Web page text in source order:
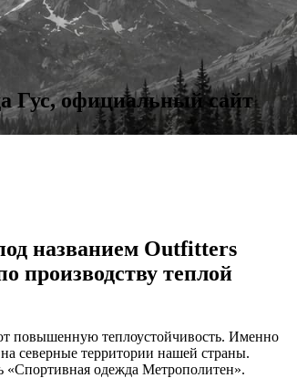
Гус, официальный сайт
названием Outfitters
производству теплой
повышенную теплоустойчивость. Именно
северные территории нашей страны.
«Спортивная одежда Метрополитен».